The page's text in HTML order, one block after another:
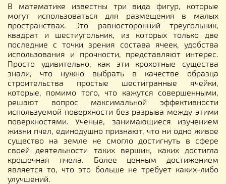
В математике известны три вида фигур, которые
могут использоваться для размещения в малых
пространствах. Это равносторонний треугольник,
квадрат и шестиугольник, из которых только две
последние с точки зрения состава ячеек, удобства
использования и прочности, представляют интерес.
Просто удивительно, как эти крохотные существа
знали, что нужно выбрать в качестве образца
строительства простые шестигранные ячейки,
которые, помимо того, что кажутся совершенными,
решают вопрос максимальной эффективности
используемой поверхности без разрыва между этими
поверхностями. Ученые, занимающиеся изучением
жизни пчел, единодушно признают, что ни одно живое
существо на земле не смогло достигнуть в сфере
своей деятельности таких вершин, каких достигла
крошечная пчела. Более ценным достижением
является то, что это больше не требует каких-либо
улучшений.